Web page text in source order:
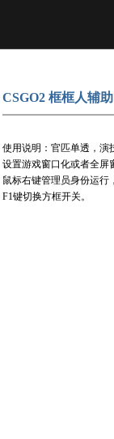
CSGO2 框框人辅助
使用说明：官匹单透，演
设置游戏窗口化或者全屏
鼠标右键管理员身份运行
F1键切换方框开关。